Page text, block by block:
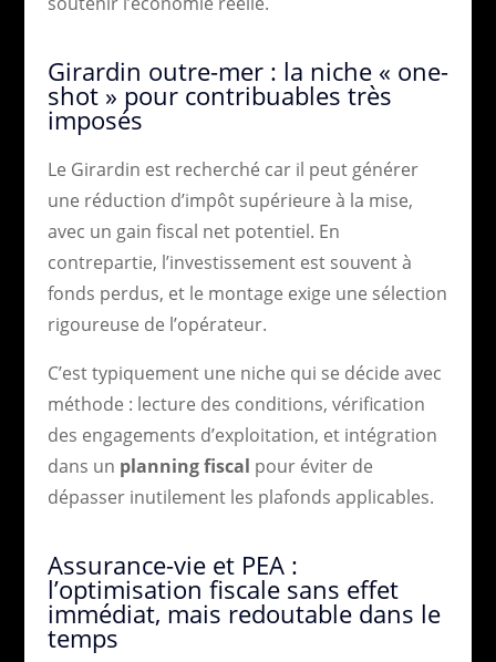
Girardin outre-mer : la niche « one-
shot » pour contribuables très
imposés
Le Girardin est recherché car il peut générer
une réduction d’impôt supérieure à la mise,
avec un gain fiscal net potentiel. En
contrepartie, l’investissement est souvent à
fonds perdus, et le montage exige une sélection
rigoureuse de l’opérateur.
C’est typiquement une niche qui se décide avec
méthode : lecture des conditions, vérification
des engagements d’exploitation, et intégration
dans un planning fiscal pour éviter de
dépasser inutilement les plafonds applicables.
Assurance-vie et PEA :
l’optimisation fiscale sans effet
immédiat, mais redoutable dans le
temps